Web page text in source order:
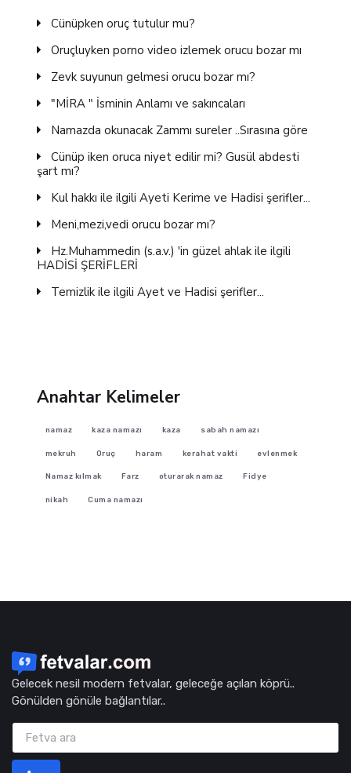
Cünüpken oruç tutulur mu?
Oruçluyken porno video izlemek orucu bozar mı
Zevk suyunun gelmesi orucu bozar mı?
"MİRA " İsminin Anlamı ve sakıncaları
Namazda okunacak Zammı sureler ..Sırasına göre
Cünüp iken oruca niyet edilir mi? Gusül abdesti
şart mı?
Kul hakkı ile ilgili Ayeti Kerime ve Hadisi şerifler...
Meni,mezi,vedi orucu bozar mı?
Hz.Muhammedin (s.a.v.) 'in güzel ahlak ile ilgili
HADİSİ ŞERİFLERİ
Temizlik ile ilgili Ayet ve Hadisi şerifler...
Anahtar Kelimeler
namaz kaza namazı kaza sabah namazı
mekruh Oruç haram kerahat vakti evlenmek
Namaz kılmak Farz oturarak namaz Fidye
nikah Cuma namazı
Gelecek nesil modern fetvalar, geleceğe açılan köprü..
Gönülden gönüle bağlantılar..